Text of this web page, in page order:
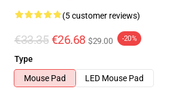
(5 customer reviews)
€33.35 €26.68 $29.00 -20%
Type
Mouse Pad
LED Mouse Pad